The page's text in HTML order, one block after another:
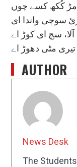
مڑ کُکھ کسے چوں
سوچی واندا ای
آلا، سچ ای کوڑ اے
تیری مٹی دھوڑ اے
AUTHOR
News Desk
The